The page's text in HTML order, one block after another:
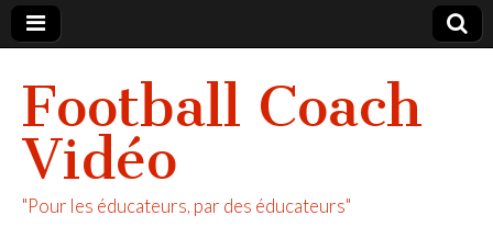
Football Coach
Vidéo
"Pour les éducateurs, par des éducateurs"